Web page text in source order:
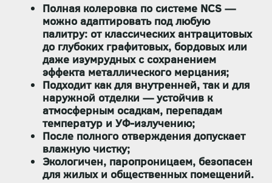
Полная колеровка по системе NCS —
можно адаптировать под любую
палитру: от классических антрацитовых
до глубоких графитовых, бордовых или
даже изумрудных с сохранением
эффекта металлического мерцания;
Подходит как для внутренней, так и для
наружной отделки — устойчив к
атмосферным осадкам, перепадам
температур и УФ-излучению;
После полного отверждения допускает
влажную чистку;
Экологичен, паропроницаем, безопасен
для жилых и общественных помещений.